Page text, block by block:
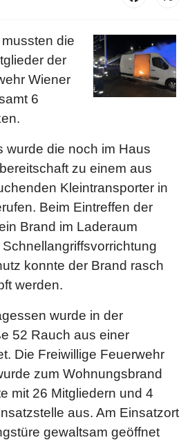
die
der
Wiener
6
wurde die noch im Haus
zu einem aus
Kleintransporter in
Beim Eintreffen der
Brand im Laderaum
konnte der Brand rasch
werden.
wurde in der
52 Rauch aus einer
Die Freiwillige Feuerwehr
zum Wohnungsbrand
mit 26 Mitgliedern und 4
aus. Am Einsatzort
gewaltsam geöffnet